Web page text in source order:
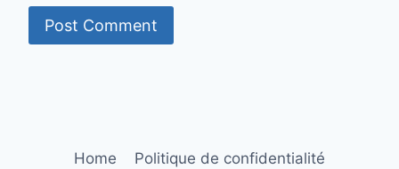
Home
Politique de confidentialité